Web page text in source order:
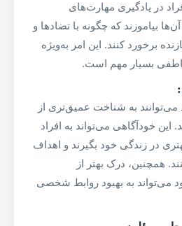
در یادگیری مهارت‌های
بیاموزند که چگونه با تضادها و
برخورد کنند. این امر به‌ویژه
بسیار مهم است.
:
می‌توانند به شناخت عمیق‌تری از
این خودآگاهی می‌تواند به افراد
در زندگی خود بگیرند و اهداف
همچنین، درک بهتر از
می‌تواند به بهبود روابط شخصی